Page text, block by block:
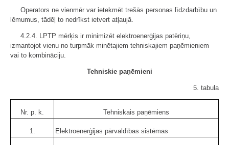
Operators ne vienmēr var ietekmēt trešās personas līdzdarbību un
lēmumus, tādēļ to nedrīkst ietvert atļaujā.
4.2.4. LPTP mērķis ir minimizēt elektroenerģijas patēriņu,
izmantojot vienu no turpmāk minētajiem tehniskajiem paņēmieniem
vai to kombināciju.
Tehniskie paņēmieni
5. tabula
Nr. p. k. Tehniskais paņēmiens
1. Elektroenerģijas pārvaldības sistēmas